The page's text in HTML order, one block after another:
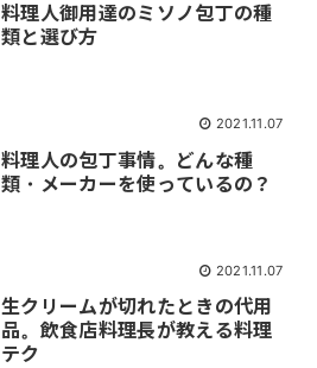
料理人御用達のミソノ包丁の種
類と選び方
2021.11.07
料理人の包丁事情。どんな種
類・メーカーを使っているの？
2021.11.07
生クリームが切れたときの代用
品。飲食店料理長が教える料理
テク